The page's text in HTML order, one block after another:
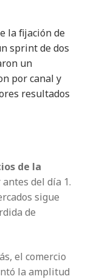
la fijación de
sprint de dos
un
por canal y
resultados
de la
del día 1.
sigue
de
el comercio
la amplitud